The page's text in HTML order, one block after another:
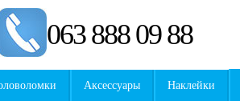
063 888 09 88
Аксессуары Наклейки